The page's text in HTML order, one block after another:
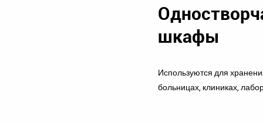
шкафы
Используются для
больницах, клиниках,